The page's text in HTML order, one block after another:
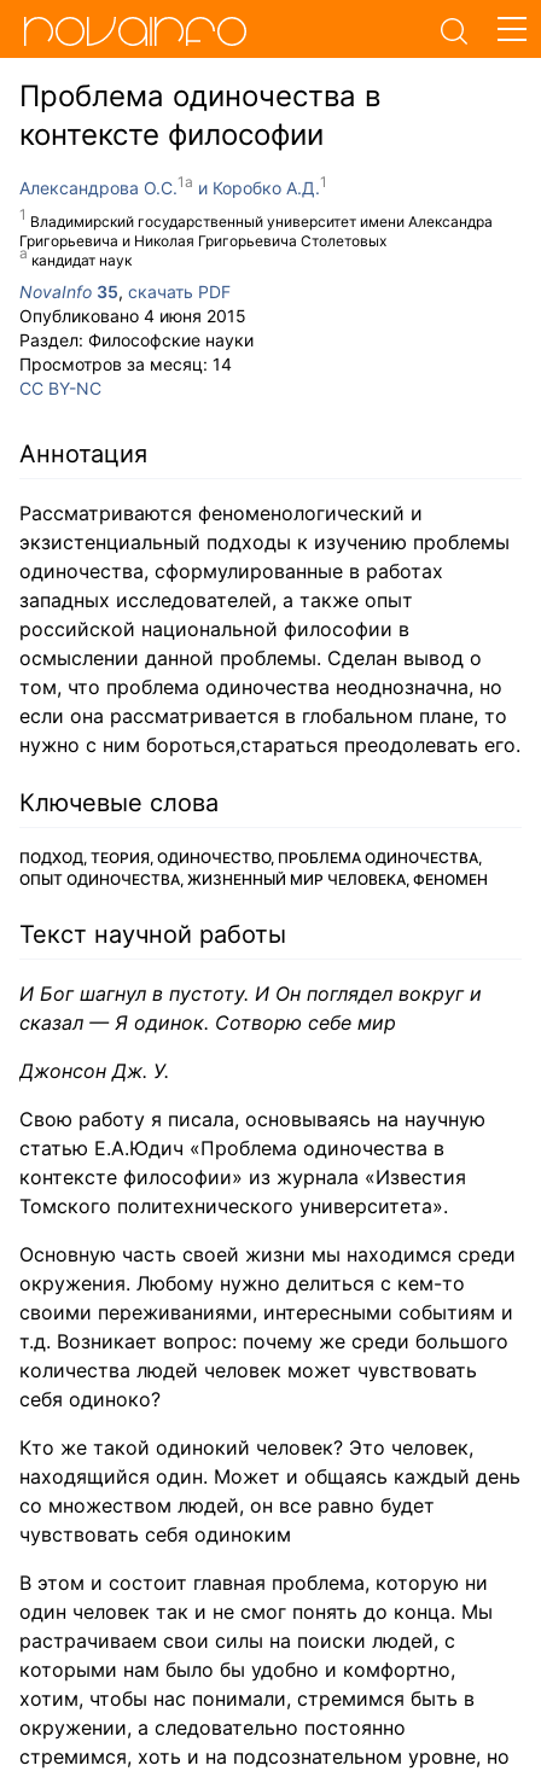
Проблема одиночества в
контексте философии
Александрова О.С.
Владимирский государственный университет имени Александра
Григорьевича и Николая Григорьевича Столетовых
кандидат наук
Коробко А.Д.
NovaInfo 35, скачать PDF
Опубликовано 4 июня 2015
Раздел: Философские науки
Просмотров за месяц: 14
CC BY-NC
Аннотация
Рассматриваются феноменологический и
экзистенциальный подходы к изучению проблемы
одиночества, сформулированные в работах
западных исследователей, а также опыт
российской национальной философии в
осмыслении данной проблемы. Сделан вывод о
том, что проблема одиночества неоднозначна, но
если она рассматривается в глобальном плане, то
нужно с ним бороться,стараться преодолевать его.
Ключевые слова
ПОДХОД, ТЕОРИЯ, ОДИНОЧЕСТВО, ПРОБЛЕМА ОДИНОЧЕСТВА,
ОПЫТ ОДИНОЧЕСТВА, ЖИЗНЕННЫЙ МИР ЧЕЛОВЕКА, ФЕНОМЕН
Текст научной работы
И Бог шагнул в пустоту. И Он поглядел вокруг и
сказал — Я одинок. Сотворю себе мир
Джонсон Дж. У.
Свою работу я писала, основываясь на научную
статью Е.А.Юдич «Проблема одиночества в
контексте философии» из журнала «Известия
Томского политехнического университета».
Основную часть своей жизни мы находимся среди
окружения. Любому нужно делиться с кем-то
своими переживаниями, интересными событиям и
т.д. Возникает вопрос: почему же среди большого
количества людей человек может чувствовать
себя одиноко?
Кто же такой одинокий человек? Это человек,
находящийся один. Может и общаясь каждый день
со множеством людей, он все равно будет
чувствовать себя одиноким
В этом и состоит главная проблема, которую ни
один человек так и не смог понять до конца. Мы
растрачиваем свои силы на поиски людей, с
которыми нам было бы удобно и комфортно,
хотим, чтобы нас понимали, стремимся быть в
окружении, а следовательно постоянно
стремимся, хоть и на подсознательном уровне, но